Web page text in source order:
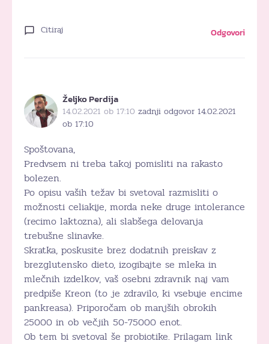
Citiraj Odgovori
Željko Perdija
14.02.2021 ob 17:10 zadnji odgovor 14.02.2021
ob 17:10
Spoštovana,
Predvsem ni treba takoj pomisliti na rakasto
bolezen.
Po opisu vaših težav bi svetoval razmisliti o
možnosti celiakije, morda neke druge intolerance
(recimo laktozna), ali slabšega delovanja
trebušne slinavke.
Skratka, poskusite brez dodatnih preiskav z
brezglutensko dieto, izogibajte se mleka in
mlečnih izdelkov, vaš osebni zdravnik naj vam
predpiše Kreon (to je zdravilo, ki vsebuje encime
pankreasa). Priporočam ob manjših obrokih
25000 in ob večjih 50-75000 enot.
Ob tem bi svetoval še probiotike. Prilagam link